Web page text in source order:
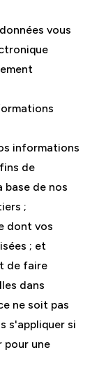
vous
informations
de
base de nos
;
dont vos
; et
de faire
dans
ne soit pas
s'appliquer si
pour une